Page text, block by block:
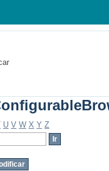
U V W X Y Z